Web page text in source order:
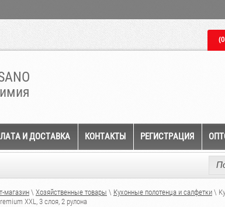
И ДОСТАВКА КОНТАКТЫ РЕГИСТРАЦИЯ
магазин\ Хозяйственные товары \ Кухонные полотенца и салфетки \
ХХL, 3 слоя, 2 рулона